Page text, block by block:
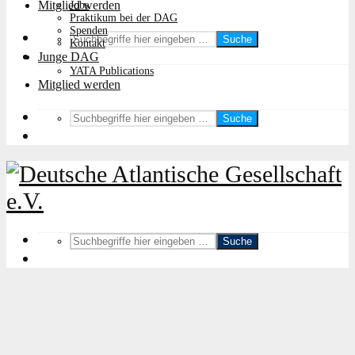
Mitglied werden
Suche
Jobs
Praktikum bei der DAG
Spenden
Kontakt
Junge DAG
YATA Publications
Mitglied werden
Suche
Suche